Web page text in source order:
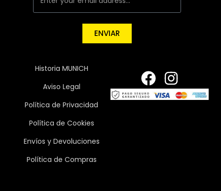
ENVIAR
Historia MUNICH
Aviso Legal
Política de Privacidad
Política de Cookies
Envíos y Devoluciones
Política de Compras